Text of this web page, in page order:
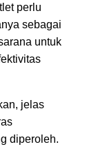
perlu
sebagai
untuk
jelas
diperoleh.